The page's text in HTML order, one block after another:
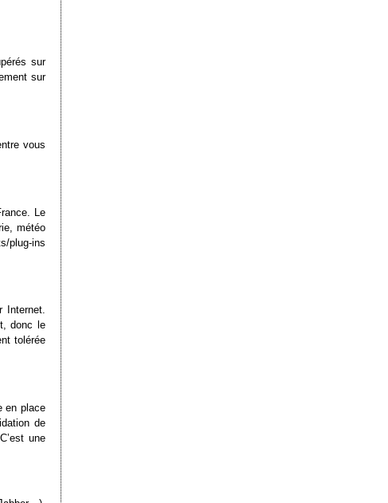
sur
sur
vous
Le
météo
plug-ins
Internet.
donc le
tolérée
en place
de
une